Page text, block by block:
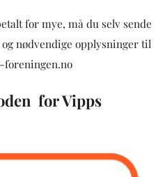
for mye, må du selv sende
nødvendige opplysninger til
foreningen.no
for Vipps